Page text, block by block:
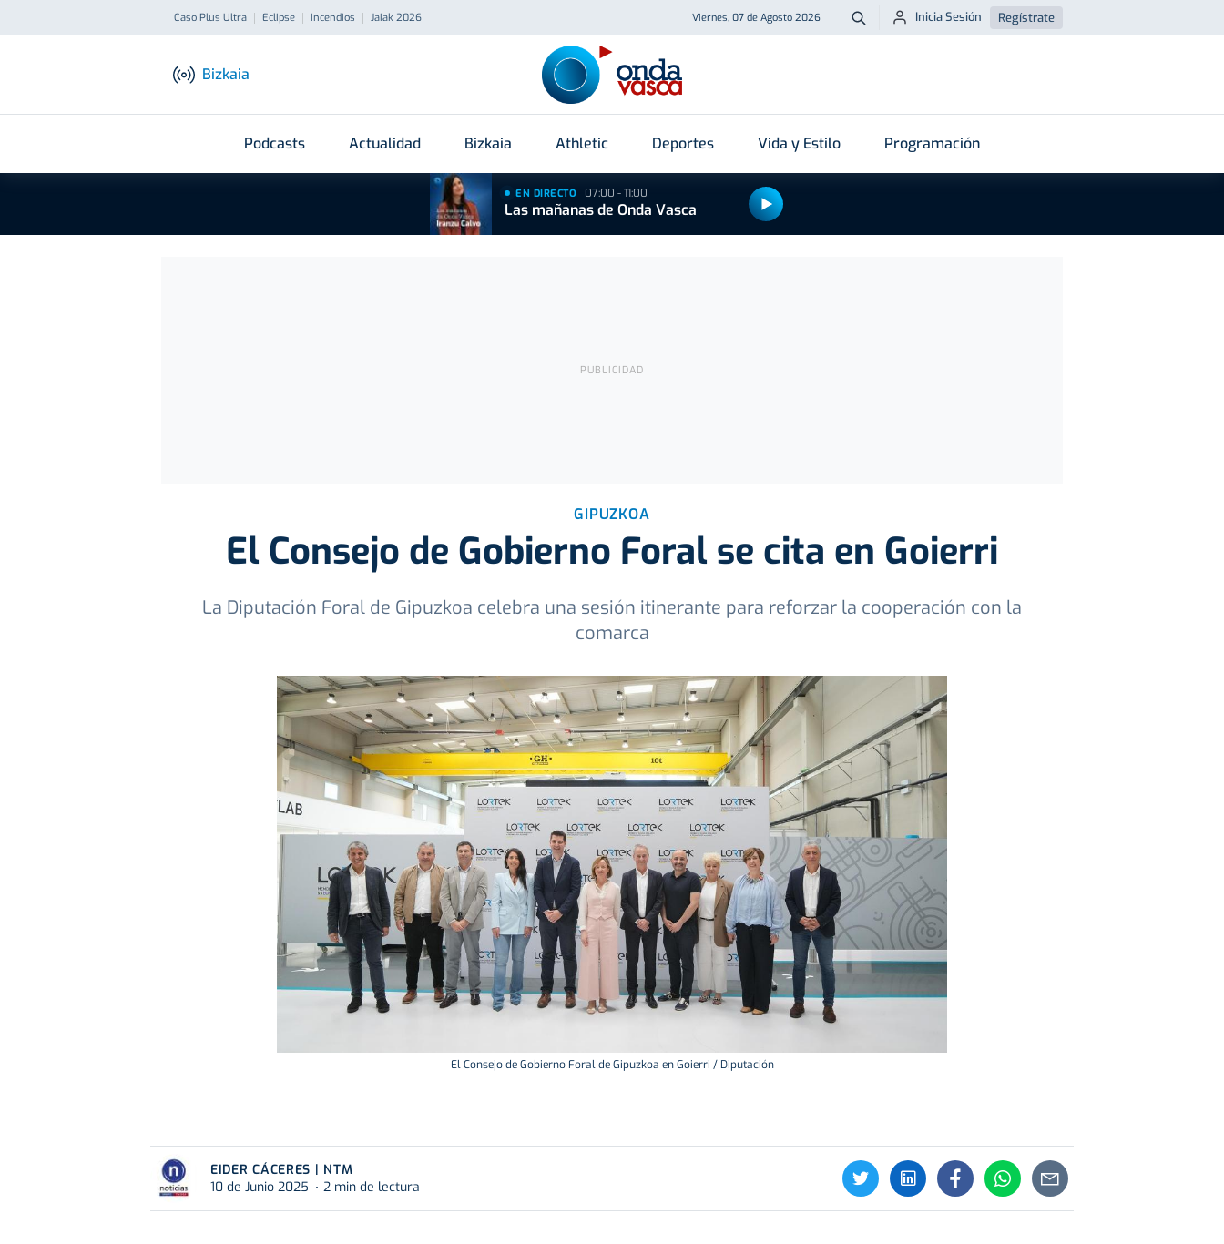
Caso Plus Ultra Eclipse Incendios Jaiak 2026 Viernes, 07 de Agosto 2026 Buscar
Inicia Sesión Regístrate
Bizkaia
Podcasts Actualidad Bizkaia Athletic Deportes Vida y Estilo Programación
EN DIRECTO 07:00 - 11:00
Las mañanas de Onda Vasca
GIPUZKOA
El Consejo de Gobierno Foral se cita en Goierri
La Diputación Foral de Gipuzkoa celebra una sesión itinerante para reforzar la cooperación con la
comarca
El Consejo de Gobierno Foral de Gipuzkoa en Goierri / Diputación
EIDER CÁCERES | NTM
10 de Junio 2025
2 min de lectura